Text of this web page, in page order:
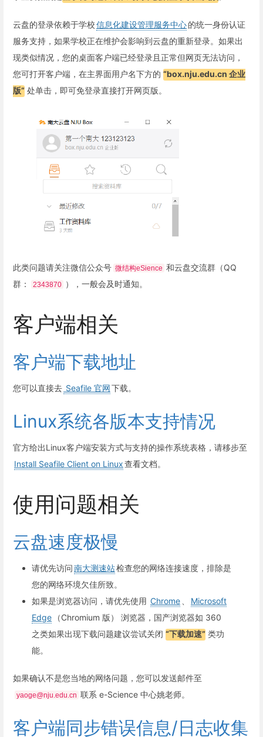
云盘的登录依赖于学校信息化建设管理服务中心的统一身份认证
服务支持，如果学校正在维护会影响到云盘的重新登录。如果出
现类似情况，您的桌面客户端已经登录且正常但网页无法访问，
您可打开客户端，在主界面用户名下方的 “box.nju.edu.cn 企业
版” 处单击，即可免登录直接打开网页版。
此类问题请关注微信公众号 微结构eSience 和云盘交流群（QQ
群：
2343870 ），一般会及时通知。
客户端相关
客户端下载地址
您可以直接去 Seafile 官网下载。
Linux系统各版本支持情况
官方给出Linux客户端安装方式与支持的操作系统表格，请移步至
Install Seafile Client on Linux查看文档。
使用问题相关
云盘速度极慢
请优先访问南大测速站检查您的网络连接速度，排除是
您的网络环境欠佳所致。
如果是浏览器访问，请优先使用 Chrome
Microsoft
Edge
（Chromium 版） 浏览器，国产浏览器如 360
之类如果出现下载问题建议尝试关闭 “下载加速” 类功
能。
如果确认不是您当地的网络问题，您可以发送邮件至
yaoge@nju.edu.cn 联系 e-Science 中心姚老师。
客户端同步错误信息/日志收集